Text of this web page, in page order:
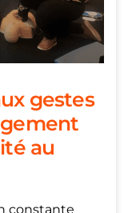
gestes
au
constante